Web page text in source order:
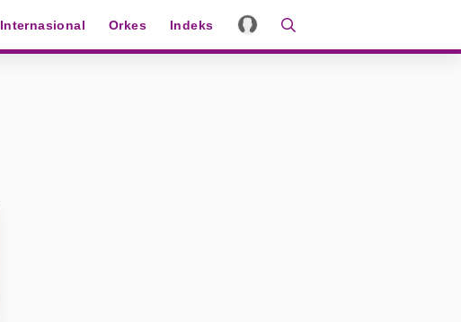
Internasional Orkes Indeks